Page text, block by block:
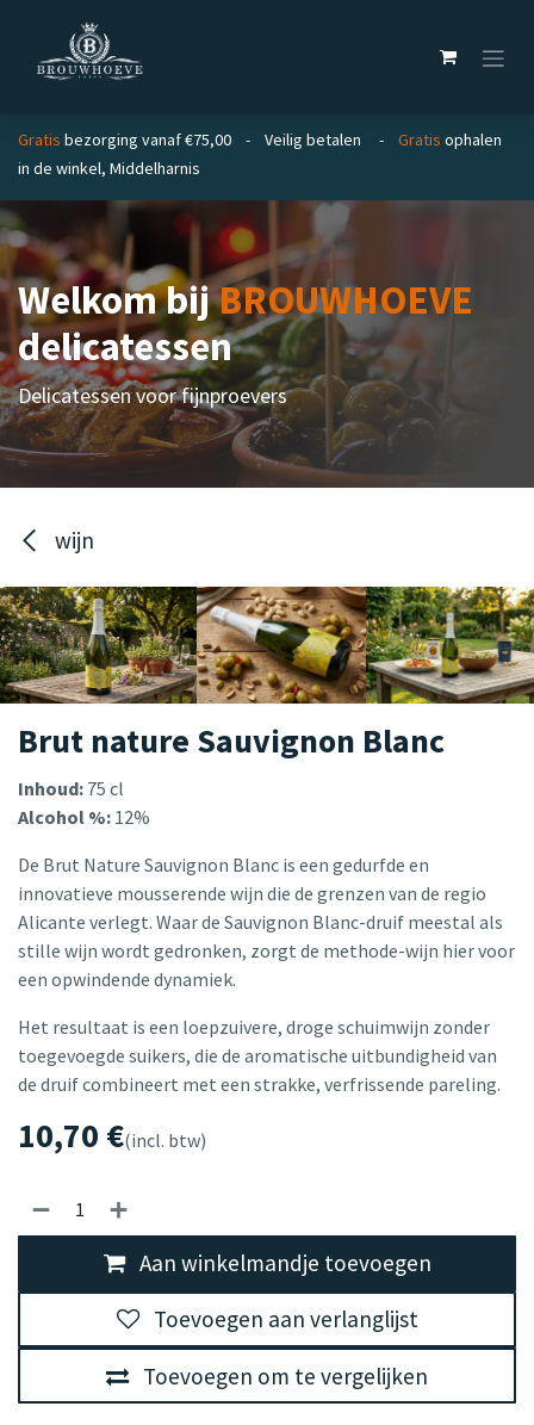
Overslaan naar inhoud
Gratis bezorging vanaf €75,00 - Veilig betalen - Gratis ophalen
in de winkel, Middelharnis
Welkom bijBROUWHOEVE
delicatessen
Delicatessen voor fijnproevers
wijn
Brut nature Sauvignon Blanc
Inhoud: 75 cl
Alcohol %: 12%
De Brut Nature Sauvignon Blanc is een gedurfde en
innovatieve mousserende wijn die de grenzen van de regio
Alicante verlegt. Waar de Sauvignon Blanc-druif meestal als
stille wijn wordt gedronken, zorgt de methode-wijn hier voor
een opwindende dynamiek.
Het resultaat is een loepzuivere, droge schuimwijn zonder
toegevoegde suikers, die de aromatische uitbundigheid van
de druif combineert met een strakke, verfrissende pareling.
10,70 €(incl. btw)
Aan winkelmandje toevoegen
Toevoegen om te vergelijken
Toevoegen aan verlanglijst